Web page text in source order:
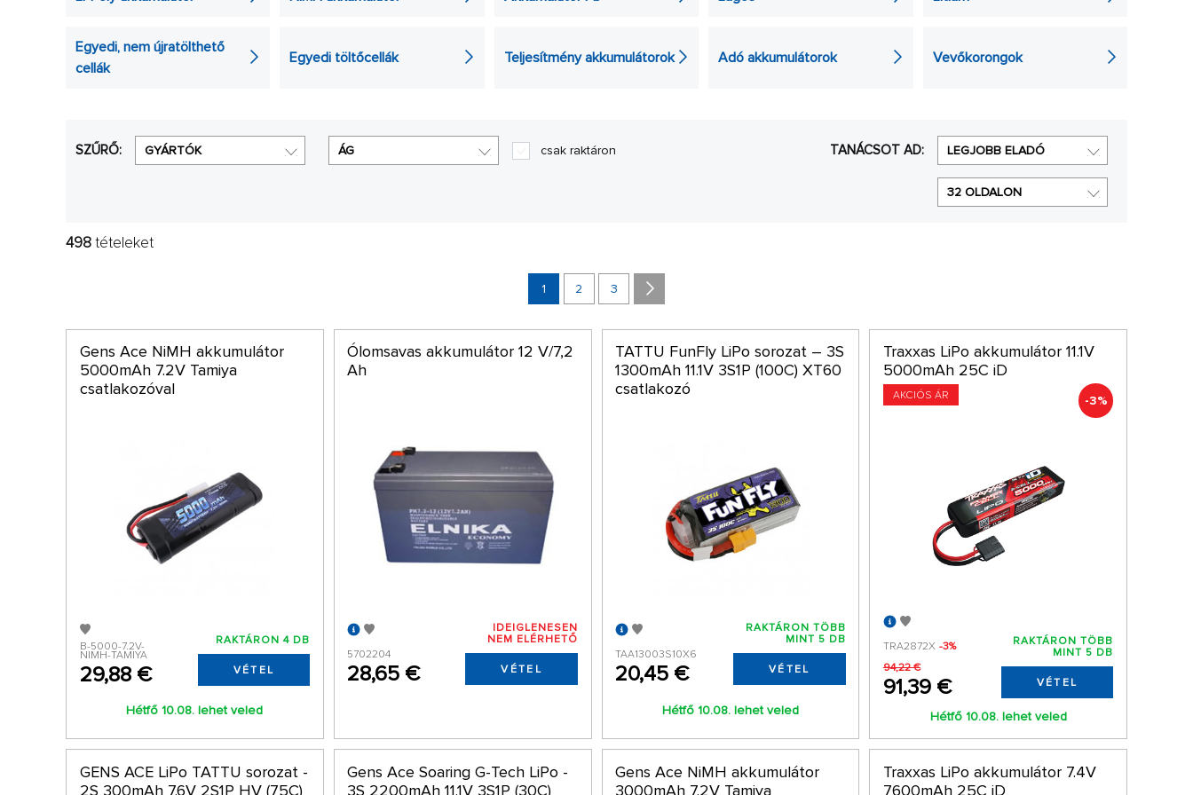
Egyedi, nem újratölthető
cellák
Egyedi töltőcellák Teljesítmény akkumulátorok Adó akkumulátorok Vevőkorongok
SZŰRŐ: GYÁRTÓK ÁG csak raktáron TANÁCSOT AD: LEGJOBB ELADÓ
32 OLDALON
498tételeket
1 2 3
Gens Ace NiMH akkumulátor
5000mAh 7.2V Tamiya
csatlakozóval
B-5000-7.2V-
NIMH-TAMIYA
29,88 €
RAKTÁRON 4 DB
VÉTEL
Hétfő 10.08. lehet veled
Ólomsavas akkumulátor 12 V/7,2
Ah
5702204
28,65 €
IDEIGLENESEN
NEM ELÉRHETŐ
VÉTEL
TATTU FunFly LiPo sorozat – 3S
1300mAh 11.1V 3S1P (100C) XT60
csatlakozó
TAA13003S10X6
20,45 €
RAKTÁRON TÖBB
MINT 5 DB
VÉTEL
Hétfő 10.08. lehet veled
Traxxas LiPo akkumulátor 11.1V
5000mAh 25C iD
AKCIÓS ÁR -3%
TRA2872X -3%
94,22 €
91,39 €
RAKTÁRON TÖBB
MINT 5 DB
VÉTEL
Hétfő 10.08. lehet veled
GENS ACE LiPo TATTU sorozat -
2S 300mAh 7.6V 2S1P HV (75C)
Gens Ace Soaring G-Tech LiPo -
3S 2200mAh 11.1V 3S1P (30C)
Gens Ace NiMH akkumulátor
3000mAh 7.2V Tamiya
Traxxas LiPo akkumulátor 7.4V
7600mAh 25C iD